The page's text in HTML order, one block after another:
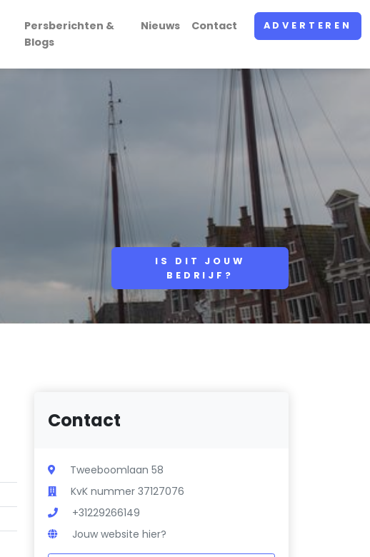
Persberichten &
Blogs
Nieuws Contact ADVERTEREN
IS DIT JOUW
BEDRIJF?
Contact
Tweeboomlaan 58
KvK nummer 37127076
+31229266149
Jouw website hier?